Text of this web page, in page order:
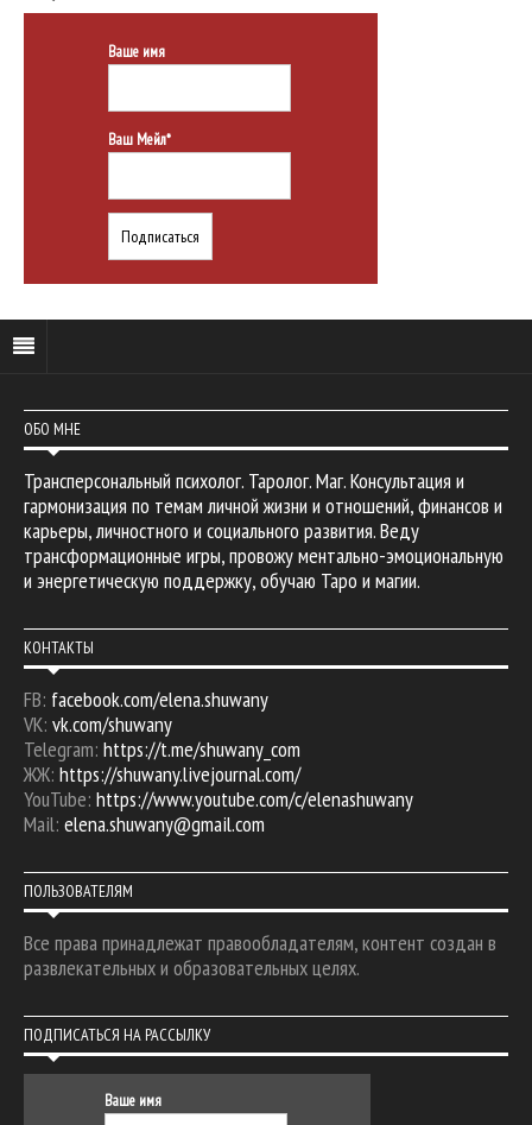
Ваше имя
Ваш Мейл*
ОБО МНЕ
Трансперсональный психолог. Таролог. Маг. Консультация и
гармонизация по темам личной жизни и отношений, финансов и
карьеры, личностного и социального развития. Веду
трансформационные игры, провожу ментально-эмоциональную
и энергетическую поддержку, обучаю Таро и магии.
КОНТАКТЫ
FB: facebook.com/elena.shuwany
VK: vk.com/shuwany
Telegram: https://t.me/shuwany_com
ЖЖ: https://shuwany.livejournal.com/
YouTube: https://www.youtube.com/c/elenashuwany
Mail: elena.shuwany@gmail.com
ПОЛЬЗОВАТЕЛЯМ
Все права принадлежат правообладателям, контент создан в
развлекательных и образовательных целях.
ПОДПИСАТЬСЯ НА РАССЫЛКУ
Ваше имя